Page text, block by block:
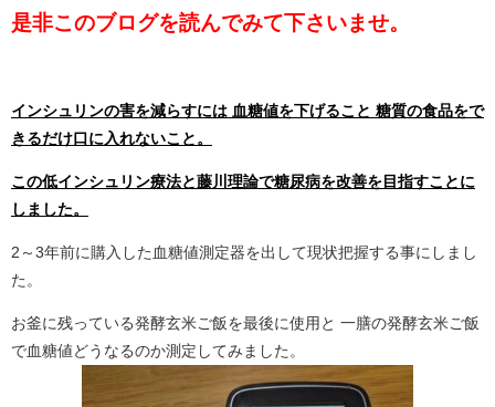
是非このブログを読んでみて下さいませ。
インシュリンの害を減らすには 血糖値を下げること 糖質の食品をで
きるだけ口に入れないこと。
この低インシュリン療法と藤川理論で糖尿病を改善を目指すことに
しました。
2～3年前に購入した血糖値測定器を出して現状把握する事にしまし
た。
お釜に残っている発酵玄米ご飯を最後に使用と 一膳の発酵玄米ご飯
で血糖値どうなるのか測定してみました。